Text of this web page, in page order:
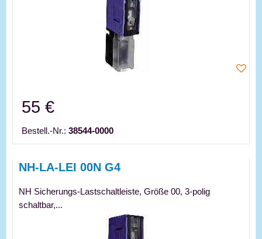
55 €
Bestell.-Nr.: 38544-0000
NH-LA-LEI 00N G4
NH Sicherungs-Lastschaltleiste, Größe 00, 3-polig
schaltbar,...